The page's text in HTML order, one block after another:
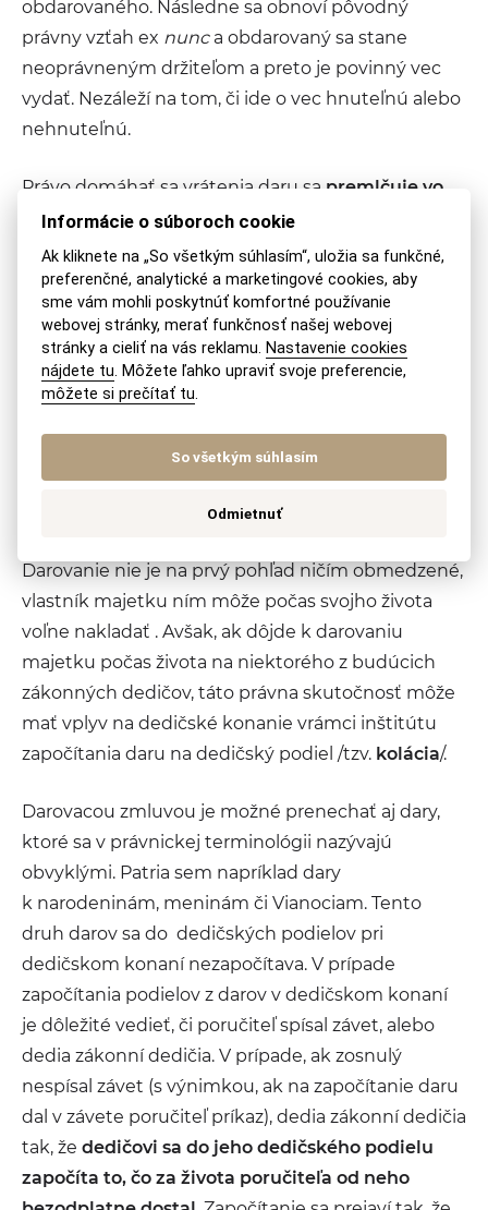
obdarovaného. Následne sa obnoví pôvodný
právny vzťah ex nunc a obdarovaný sa stane
neoprávneným držiteľom a preto je povinný vec
vydať. Nezáleží na tom, či ide o vec hnuteľnú alebo
nehnuteľnú.
Právo domáhať sa vrátenia daru sa premlčuje vo
všeobecnej trojročnejpremlčacej lehote, ktorá
začína plynúť v deň, kedy sa obdarovaný zachoval
spôsobom uvedeným v § 630 Občianskeho
zákonníka.
Prečítajte si aj:Zrušenie darovacej zmluvy na
nehnuteľnosť
Dedičské konanie
Darovanie nie je na prvý pohľad ničím obmedzené,
vlastník majetku ním môže počas svojho života
voľne nakladať . Avšak, ak dôjde k darovaniu
majetku počas života na niektorého z budúcich
zákonných dedičov, táto právna skutočnosť môže
mať vplyv na dedičské konanie vrámci inštitútu
započítania daru na dedičský podiel /tzv. kolácia/.
Darovacou zmluvou je možné prenechať aj dary,
ktoré sa v právnickej terminológii nazývajú
obvyklými. Patria sem napríklad dary
k narodeninám, meninám či Vianociam. Tento
druh darov sa do dedičských podielov pri
dedičskom konaní nezapočítava. V prípade
započítania podielov z darov v dedičskom konaní
je dôležité vedieť, či poručiteľ spísal závet, alebo
dedia zákonní dedičia. V prípade, ak zosnulý
nespísal závet (s výnimkou, ak na započítanie daru
dal v závete poručiteľ príkaz), dedia zákonní dedičia
tak, že dedičovi sa do jeho dedičského podielu
započíta to, čo za života poručiteľa od neho
Informácie o súboroch cookie
Ak kliknete na „So všetkým súhlasím“, uložia sa funkčné,
preferenčné, analytické a marketingové cookies, aby
sme vám mohli poskytnúť komfortné používanie
webovej stránky, merať funkčnosť našej webovej
stránky a cieliť na vás reklamu. Nastavenie cookies
nájdete tu. Môžete ľahko upraviť svoje preferencie,
môžete si prečítať tu.
So všetkým súhlasím
Odmietnuť